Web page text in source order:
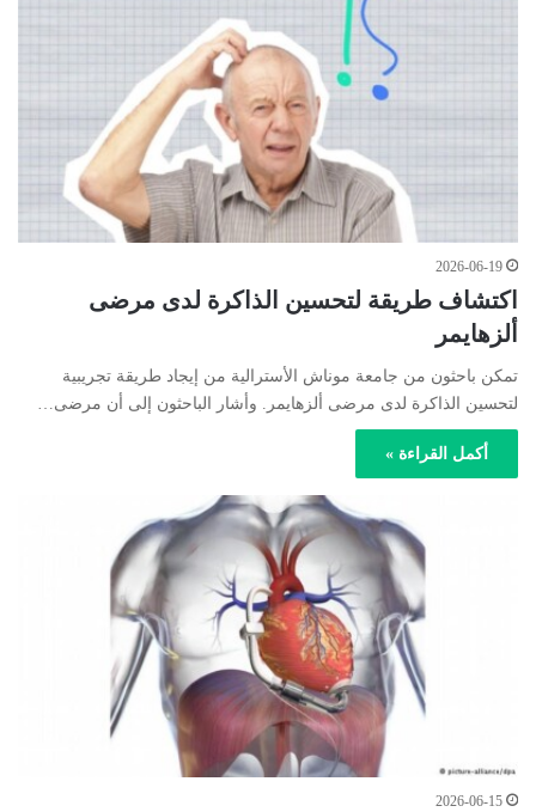
2026-06-19
اكتشاف طريقة لتحسين الذاكرة لدى مرضى
ألزهايمر
تمكن باحثون من جامعة موناش الأسترالية من إيجاد طريقة تجريبية
لتحسين الذاكرة لدى مرضى ألزهايمر. وأشار الباحثون إلى أن مرضى…
أكمل القراءة »
2026-06-15